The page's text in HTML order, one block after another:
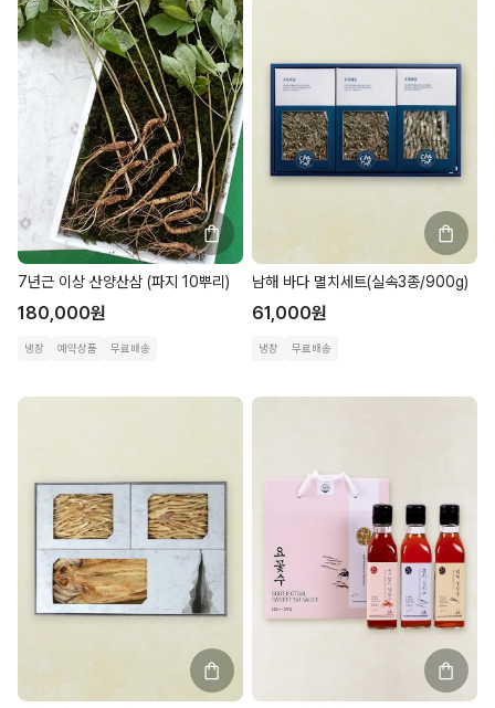
7년근 이상 산양산삼 (파지 10뿌리)
180,000원
냉장 예약상품 무료배송
남해 바다 멸치세트(실속3종/900g)
61,000원
냉장 무료배송